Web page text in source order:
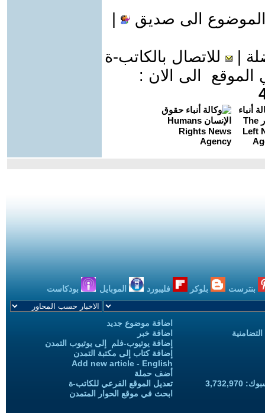
الى صديق
للاتصال بالكاتب-ة
الى الان :
بنترست بلوكر فليبورد الموبايل بودكاست
اضافة موضوع جديد
اضافة خبر
إضافة يوتيوب-فلم إلى يوتيوب التمدن
إضافة كتاب إلى مكتبة التمدن
Add new article - English
أضف حملة
تعديل الموقع الفرعي للكاتب-ة
ابحث في موقع الحوار المتمدن